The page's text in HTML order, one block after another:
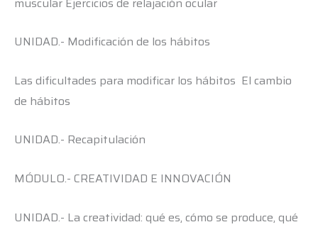
UNIDAD.- Modificación de los hábitos
Las dificultades para modificar los hábitos El cambio
de hábitos
UNIDAD.- Recapitulación
MÓDULO.- CREATIVIDAD E INNOVACIÓN
UNIDAD.- La creatividad: qué es, cómo se produce, qué